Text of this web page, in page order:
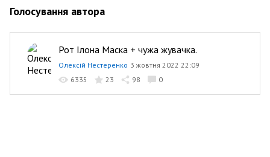
Голосування автора
Рот Ілона Маска + чужа жувачка.
Олексій Нестеренко 3 жовтня 2022 22:09
6335
23 98 0